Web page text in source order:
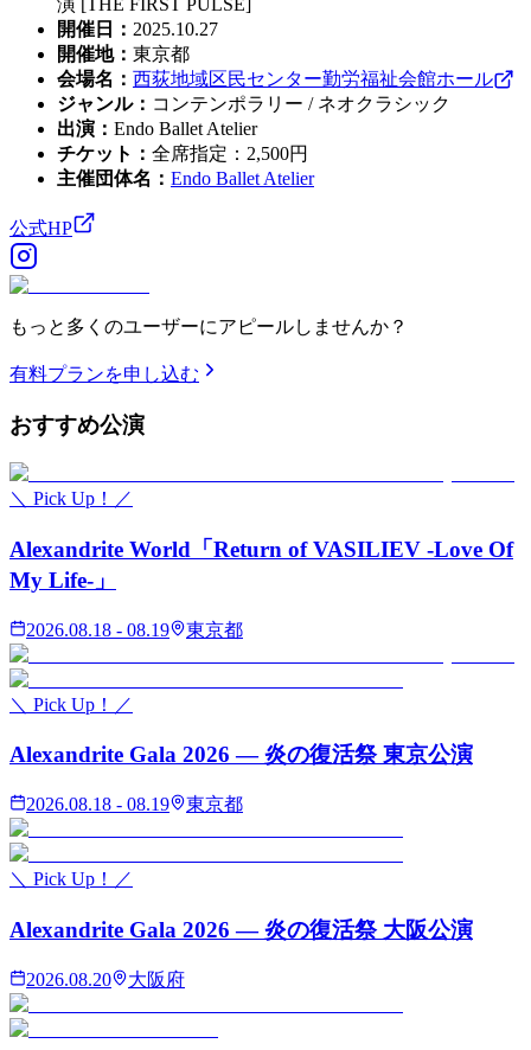
開催日
： 2025.10.27
開催地： 東京都
会場名 ： 西荻地域区民センター勤労福祉会館ホール
ジャンル： コンテンポラリー / ネオクラシック
出演 ： Endo Ballet Atelier
チケット ： 全席指定：2,500円
主催団体名 ： Endo Ballet Atelier
公式HP
もっと多くのユーザーにアピールしませんか？
有料プランを申し込む
おすすめ公演
＼ Pick Up！／
Alexandrite World「Return of VASILIEV -Love Of
My Life-」
2026.08.18 - 08.19 東京都
＼ Pick Up！／
Alexandrite Gala 2026 — 炎の復活祭 東京公演
2026.08.18 - 08.19 東京都
＼ Pick Up！／
Alexandrite Gala 2026 — 炎の復活祭 大阪公演
2026.08.20 大阪府